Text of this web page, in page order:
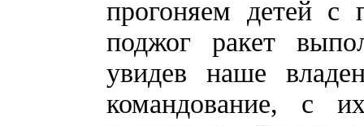
прогоняем детей с
поджог ракет
увидев наше
командование, с